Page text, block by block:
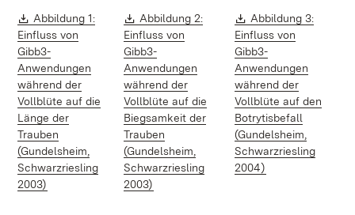
Download:
Abbildung 1:
Einfluss von
Gibb3-
Anwendungen
während der
Vollblüte auf die
Länge der
Trauben
(Gundelsheim,
Schwarzriesling
2003) (Öffnet in neuem Fenster)
Download:
Abbildung 2:
Einfluss von
Gibb3-
Anwendungen
während der
Vollblüte auf die
Biegsamkeit der
Trauben
(Gundelsheim,
Schwarzriesling
2003)
Download:
Abbildung 3:
Einfluss von
Gibb3-
Anwendungen
während der
Vollblüte auf den
Botrytisbefall
(Gundelsheim,
Schwarzriesling
2004)